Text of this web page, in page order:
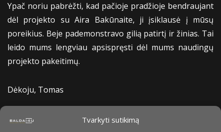
Tvarkyti sutikimą
Ypač noriu pabrėžti, kad pačioje pradžioje bendraujant
dėl projekto su Aira Bakūnaite, ji įsiklausė į mūsų
poreikius. Beje pademonstravo gilią patirtį ir žinias. Tai
leido mums lengviau apsispręsti dėl mums naudingų
projekto pakeitimų.
Dėkoju, Tomas